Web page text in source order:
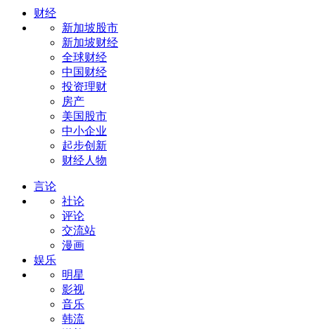
财经
新加坡股市
新加坡财经
全球财经
中国财经
投资理财
房产
美国股市
中小企业
起步创新
财经人物
言论
社论
评论
交流站
漫画
娱乐
明星
影视
音乐
韩流